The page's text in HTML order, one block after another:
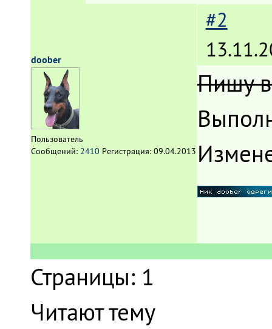
doober
Пользователь
Сообщений: 2410 Регистрация: 09.04.2013
#2
Пишу
Страницы: 1
Читают тему